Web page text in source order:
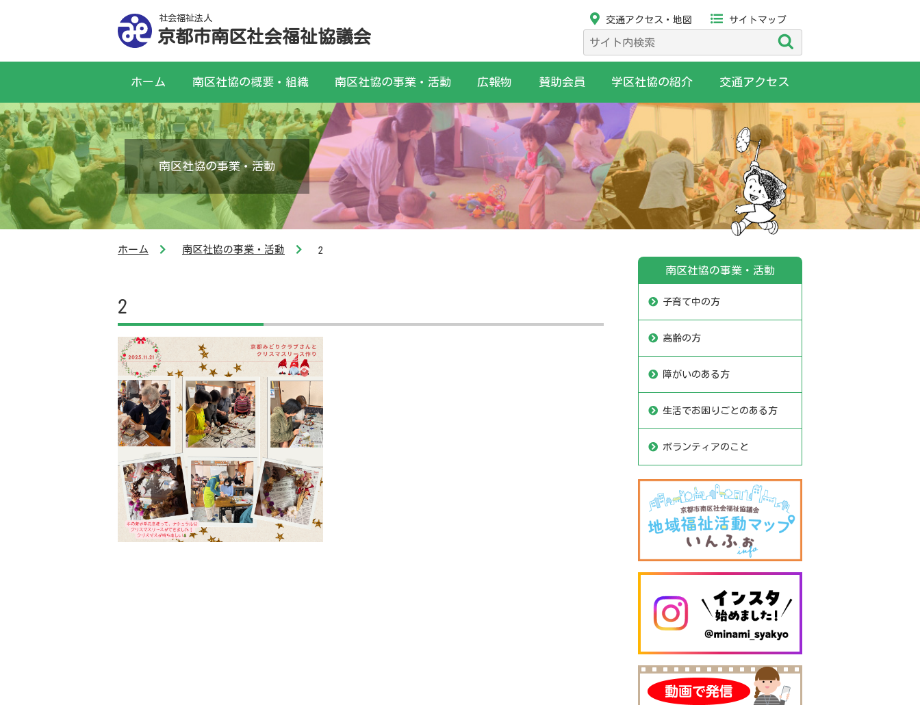
社会福祉法人
京都市南区社会福祉協議会
交通アクセス・地図 サイトマップ
検
索:
ホーム 南区社協の概要・組織 南区社協の事業・活動 広報物 賛助会員 学区社協の紹介 交通アクセス
南区社協の事業・活動
ホーム 南区社協の事業・活動 2
2
南区社協の事業・活動
子育て中の方
高齢の方
障がいのある方
生活でお困りごとのある方
ボランティアのこと